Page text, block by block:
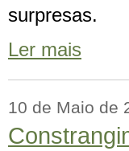
surpresas.
Ler mais
10 de Maio de